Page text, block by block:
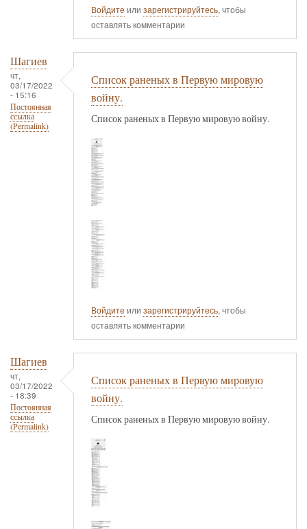
Войдите или зарегистрируйтесь, чтобы
оставлять комментарии
Шагиев
чт,
03/17/2022
- 15:16
Постоянная
ссылка
(Permalink)
Список раненых в Первую мировую
войну.
Список раненых в Первую мировую войну.
Войдите или зарегистрируйтесь, чтобы
оставлять комментарии
Шагиев
чт,
03/17/2022
- 18:39
Постоянная
ссылка
(Permalink)
Список раненых в Первую мировую
войну.
Список раненых в Первую мировую войну.